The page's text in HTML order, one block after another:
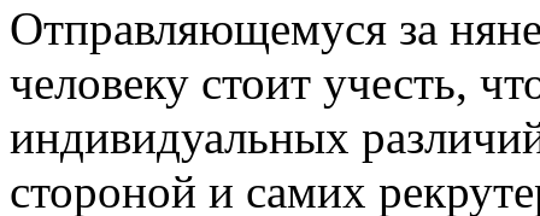
Отправляющемуся за
человеку стоит учесть,
индивидуальных
стороной и самих